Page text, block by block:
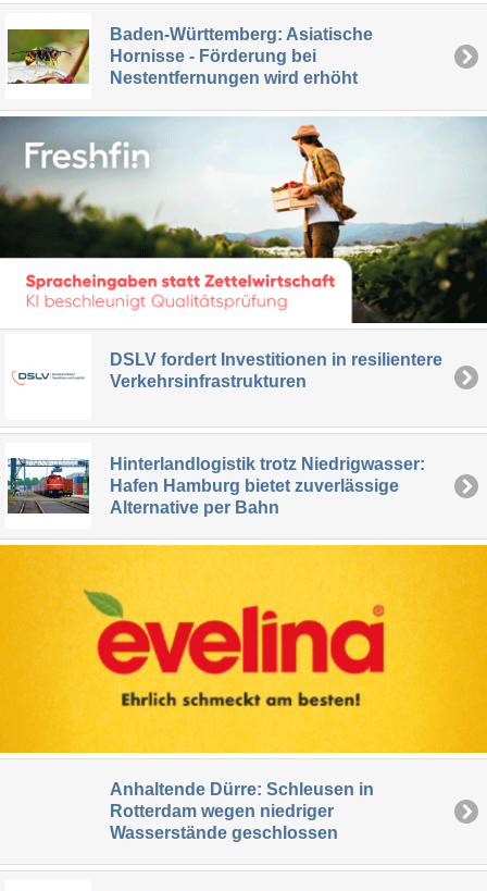
Baden-Württemberg: Asiatische
Hornisse - Förderung bei
Nestentfernungen wird erhöht
DSLV fordert Investitionen in resilientere
Verkehrsinfrastrukturen
Hinterlandlogistik trotz Niedrigwasser:
Hafen Hamburg bietet zuverlässige
Alternative per Bahn
Anhaltende Dürre: Schleusen in
Rotterdam wegen niedriger
Wasserstände geschlossen